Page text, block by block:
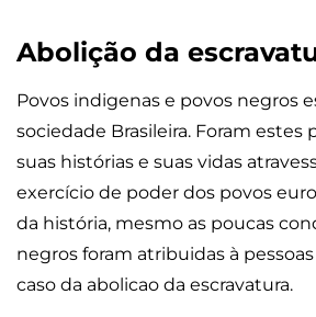
Abolição da
Povos indigenas e povos negros
sociedade Brasileira. Foram estes
suas histórias e suas vidas
exercício de poder dos povos
da história, mesmo as poucas
negros foram atribuidas à
caso da abolicao da escravatura.